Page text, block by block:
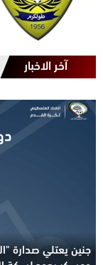
آخر الاخبار
جنين يعتلي صدارة